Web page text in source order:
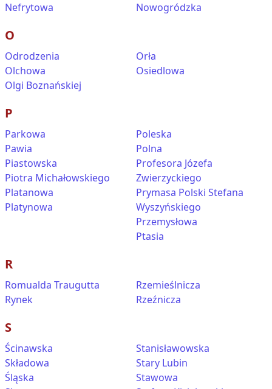
Nefrytowa Nowogródzka
O
Odrodzenia
Olchowa
Olgi Boznańskiej
Orła
Osiedlowa
P
Parkowa
Pawia
Piastowska
Piotra Michałowskiego
Platanowa
Platynowa
Poleska
Polna
Profesora Józefa
Zwierzyckiego
Prymasa Polski Stefana
Wyszyńskiego
Przemysłowa
Ptasia
R
Romualda Traugutta
Rynek
Rzemieślnicza
Rzeźnicza
S
Ścinawska
Składowa
Śląska
Stanisławowska
Stary Lubin
Stawowa